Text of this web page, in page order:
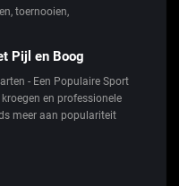
, toernooien,
Pijl en Boog
- Een Populaire Sport
en professionele
meer aan populariteit